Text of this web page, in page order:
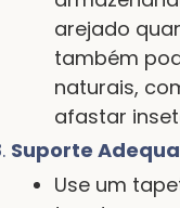
arejado
também
naturais,
afastar
Suporte
Use um